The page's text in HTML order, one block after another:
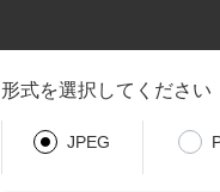
形式を選択してください
JPEG